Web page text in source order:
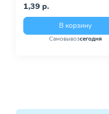
1,39 р.
В корзину
Самовывозсегодня